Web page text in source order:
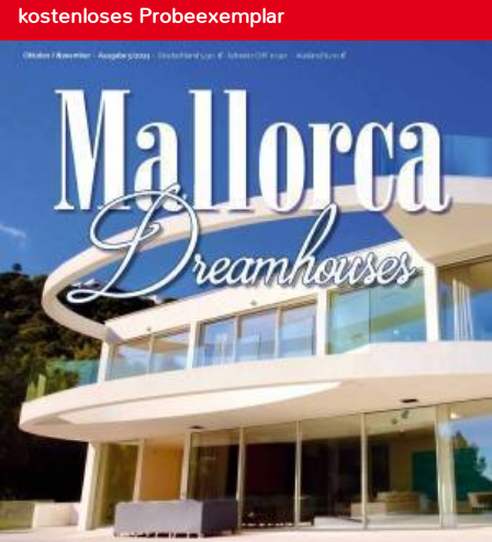
kostenloses Probeexemplar